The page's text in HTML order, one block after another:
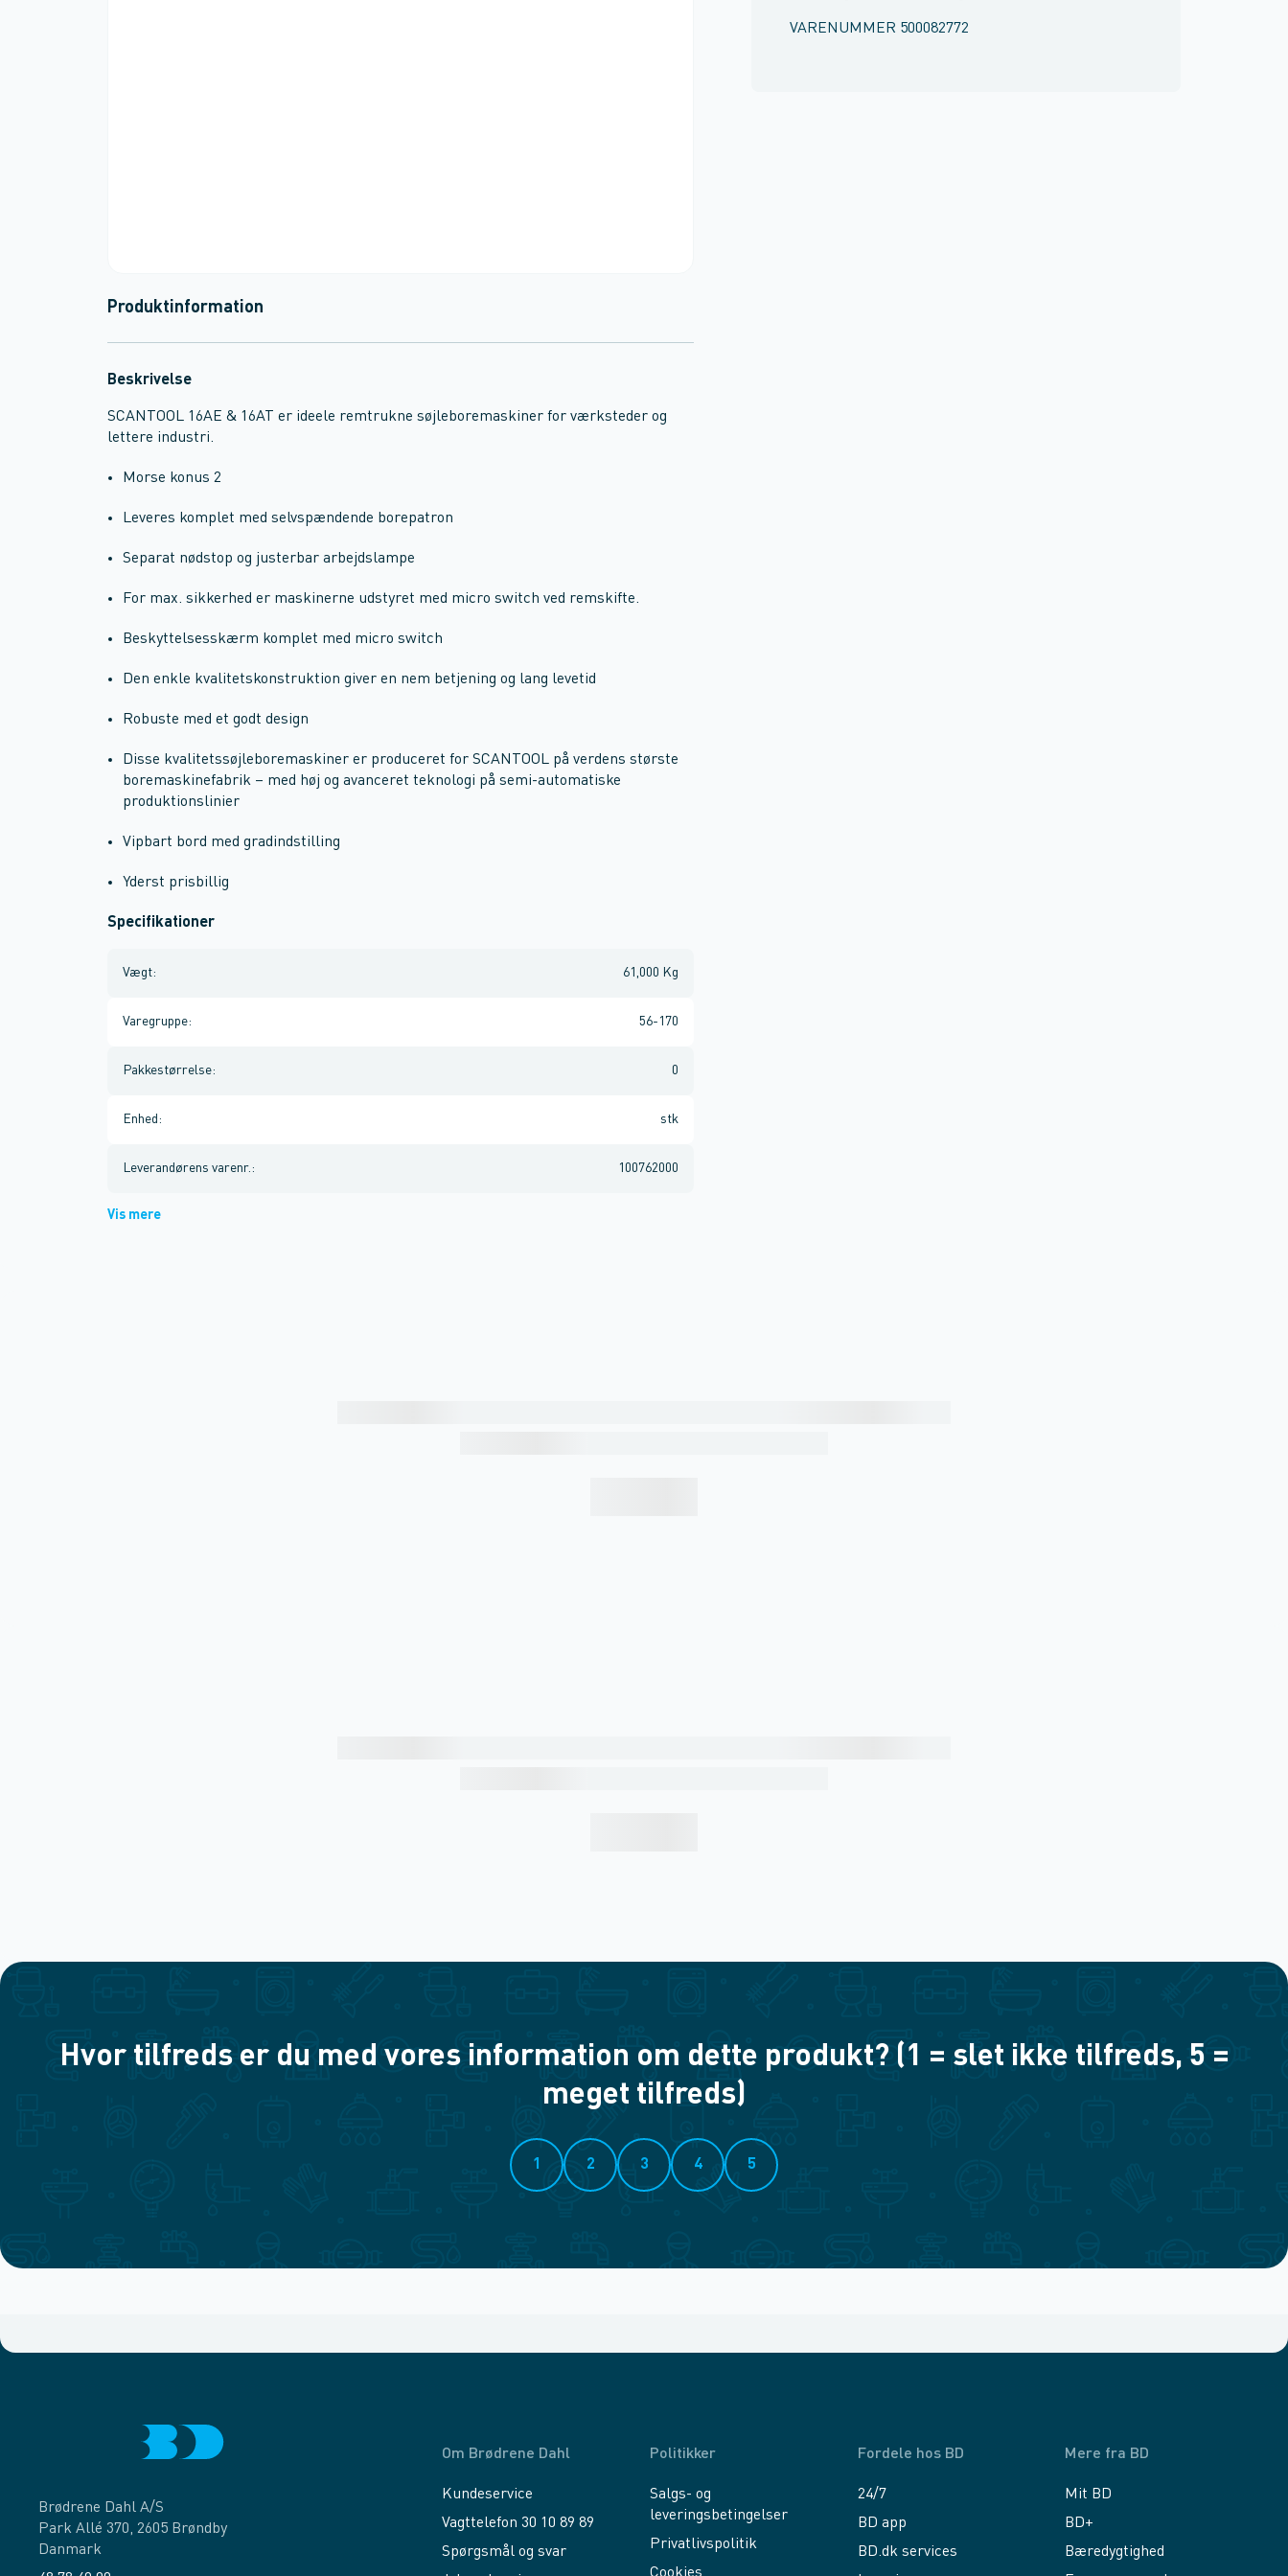
VARENUMMER 500082772
Produktinformation
Beskrivelse
SCANTOOL 16AE & 16AT er ideele remtrukne søjleboremaskiner for værksteder og
lettere industri.
Morse konus 2
Leveres komplet med selvspændende borepatron
Separat nødstop og justerbar arbejdslampe
For max. sikkerhed er maskinerne udstyret med micro switch ved remskifte.
Beskyttelsesskærm komplet med micro switch
Den enkle kvalitetskonstruktion giver en nem betjening og lang levetid
Robuste med et godt design
Disse kvalitetssøjleboremaskiner er produceret for SCANTOOL på verdens største
boremaskinefabrik – med høj og avanceret teknologi på semi-automatiske
produktionslinier
Vipbart bord med gradindstilling
Yderst prisbillig
Specifikationer
Vægt: 61,000 Kg
Varegruppe: 56-170
Pakkestørrelse: 0
Enhed : stk
Leverandørens varenr. : 100762000
Vis mere
Hvor tilfreds er du med vores information om dette produkt? (1 = slet ikke tilfreds, 5 =
meget tilfreds)
1 2 3 4 5
Brødrene Dahl A/S
Park Allé 370, 2605 Brøndby
Danmark
Om Brødrene Dahl
Kundeservice
Vagttelefon 30 10 89 89
Spørgsmål og svar
Politikker
Salgs- og
leveringsbetingelser
Privatlivspolitik
Fordele hos BD
24/7
BD app
BD.dk services
Mere fra BD
Mit BD
BD+
Bæredygtighed